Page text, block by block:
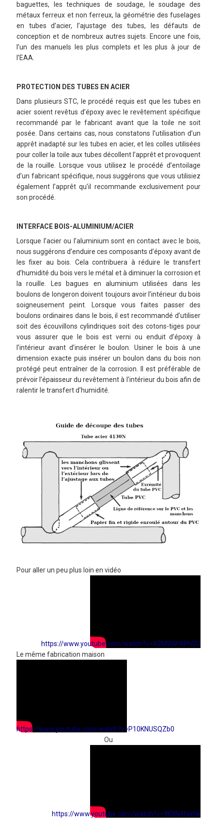
baguettes, les techniques de soudage, le soudage des
métaux ferreux et non ferreux, la géométrie des fuselages
en tubes d’acier, l’ajustage des tubes, les défauts de
conception et de nombreux autres sujets. Encore une fois,
l’un des manuels les plus complets et les plus à jour de
l’EAA.
PROTECTION DES TUBES EN ACIER
Dans plusieurs STC, le procédé requis est que les tubes en
acier soient revêtus d’époxy avec le revêtement spécifique
recommandé par le fabricant avant que la toile ne soit
posée. Dans certains cas, nous constatons l’utilisation d’un
apprêt inadapté sur les tubes en acier, et les colles utilisées
pour coller la toile aux tubes décollent l’apprêt et provoquent
de la rouille. Lorsque vous utilisez le procédé d’entoilage
d’un fabricant spécifique, nous suggérons que vous utilisiez
également l’apprêt qu’il recommande exclusivement pour
son procédé.
INTERFACE BOIS-ALUMINIUM/ACIER
Lorsque l’acier ou l’aluminium sont en contact avec le bois,
nous suggérons d’enduire ces composants d’époxy avant de
les fixer au bois. Cela contribuera à réduire le transfert
d’humidité du bois vers le métal et à diminuer la corrosion et
la rouille. Les bagues en aluminium utilisées dans les
boulons de longeron doivent toujours avoir l’intérieur du bois
soigneusement peint. Lorsque vous faites passer des
boulons ordinaires dans le bois, il est recommandé d’utiliser
soit des écouvillons cylindriques soit des cotons-tiges pour
vous assurer que le bois est verni ou enduit d’époxy à
l’intérieur avant d’insérer le boulon. Usiner le bois à une
dimension exacte puis insérer un boulon dans du bois non
protégé peut entraîner de la corrosion. Il est préférable de
prévoir l’épaisseur du revêtement à l’intérieur du bois afin de
ralentir le transfert d’humidité.
Pour aller un peu plus loin en vidéo
https://www.youtube.com/watch?v=X2M3WrXPhSU
Le même fabrication maison
https://www.youtube.com/watch?v=P10KNUSQZb0
Ou
https://www.youtube.com/watch?v=9IOlN4fskhk